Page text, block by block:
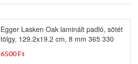
Egger Lasken Oak laminált padló, sötét
tölgy, 129.2x19.2 cm, 8 mm 365 330
6500 Ft